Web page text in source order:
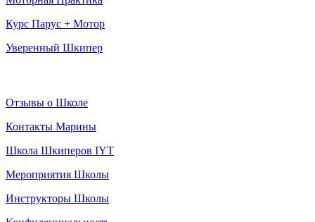
Курс Парус + Мотор
Уверенный Шкипер
Отзывы о Школе
Контакты Марины
Школа Шкиперов IYT
Мероприятия Школы
Инструкторы Школы